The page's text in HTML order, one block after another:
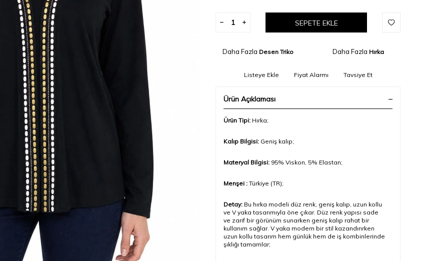
SEPETE EKLE
Daha Fazla Desen Triko Daha Fazla Hırka
Listeye Ekle Fiyat Alarmı Tavsiye Et
Ürün Açıklaması
Ürün Tipi: Hırka;
Kalıp Bilgisi: Geniş kalıp;
Materyal Bilgisi: 95% Viskon, 5% Elastan;
Menşei : Türkiye (TR);
Detay: Bu hırka modeli düz renk, geniş kalıp, uzun kollu
ve V yaka tasarımıyla öne çıkar. Düz renk yapısı sade
ve zarif bir görünüm sunarken geniş kalıp rahat bir
kullanım sağlar. V yaka modern bir stil kazandırırken
uzun kollu tasarım hem günlük hem de iş kombinlerinde
şıklığı tamamlar;